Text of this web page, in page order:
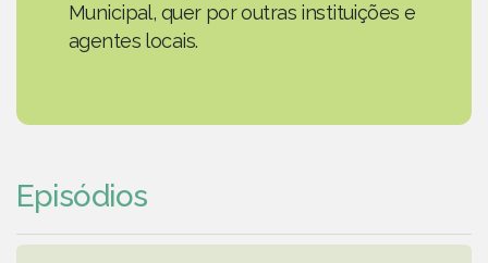
Municipal, quer por outras instituições e
agentes locais.
Episódios